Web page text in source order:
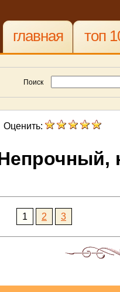
главная топ
Поиск
Оценить:
1 2 3